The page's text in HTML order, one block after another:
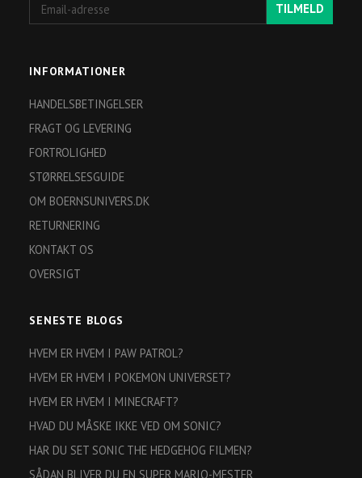
adresse
TILMELD
INFORMATIONER
HANDELSBETINGELSER
FRAGT OG LEVERING
FORTROLIGHED
STØRRELSESGUIDE
OM BOERNSUNIVERS.DK
RETURNERING
KONTAKT OS
OVERSIGT
SENESTE BLOGS
HVEM ER HVEM I PAW PATROL?
HVEM ER HVEM I POKEMON UNIVERSET?
HVEM ER HVEM I MINECRAFT?
HVAD DU MÅSKE IKKE VED OM SONIC?
HAR DU SET SONIC THE HEDGEHOG FILMEN?
SÅDAN BLIVER DU EN SUPER MARIO-MESTER